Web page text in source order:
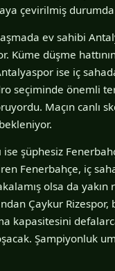
çevirilmiş
ev sahibi
Küme düşme
ise iç
seçiminde önemli
Maçın canlı
ise şüphesiz
Fenerbahçe, iç
olsa da
Çaykur
kapasitesini
Şampiyonluk